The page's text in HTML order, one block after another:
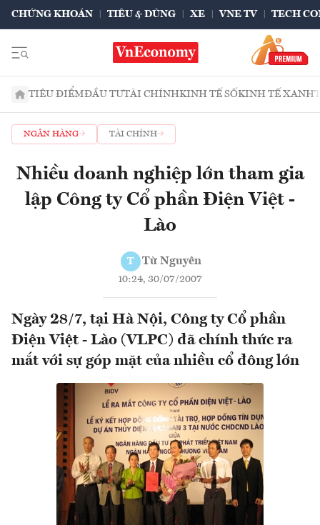
CHỨNG KHOÁN TIÊU & DÙNG XE VNE TV TECH
TIÊU ĐIỂMĐẦU TƯTÀI CHÍNHKINH TẾ SỐKINH TẾ XANH
NGÂN HÀNG TÀI CHÍNH
Nhiều doanh nghiệp lớn tham gia
lập Công ty Cổ phần Điện Việt -
Lào
T Từ Nguyên
10:24, 30/07/2007
Ngày 28/7, tại Hà Nội, Công ty Cổ phần
Điện Việt - Lào (VLPC) đã chính thức ra
mắt với sự góp mặt của nhiều cổ đông lớn